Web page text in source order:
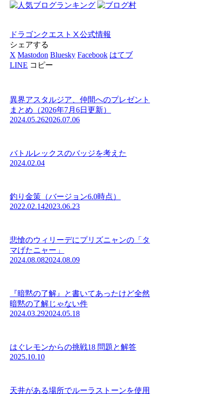
ドラゴンクエストⅩ公式情報
シェアする
X Mastodon Bluesky Facebook はてブ
LINE コピー
異界アスタルジア、仲間へのプレゼント
まとめ（2026年7月6日更新）
2024.05.262026.07.06
バトルレックスのバッジを考えた
2024.02.04
釣り金策（バージョン6.0時点）
2022.02.142023.06.23
悲愴のウィリーデにプリズニャンの「タ
マげたニャー」
2024.08.082024.08.09
『暗黙の了解』と書いてあったけど全然
暗黙の了解じゃない件
2024.03.292024.05.18
はぐレモンからの挑戦18 問題と解答
2025.10.10
天井がある場所でルーラストーンを使用